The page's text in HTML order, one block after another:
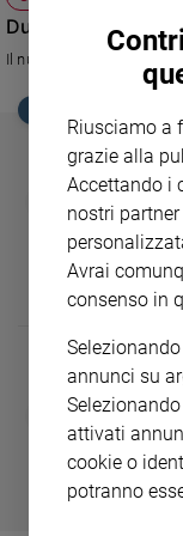
Ambiente
Creato
Volontariato
Diritti
Aziende
Diversità
inclusione
Costume
Cultura
Due - Zucchero e
Il nuovo appuntamento
GBABY
€ 34,80
€ 21,90
LE GRANDI
€ 64,50
Riusciamo a
grazie alla
Accettando i
nostri
Avrai
consenso in
annunci su
attivati
cookie o
potranno